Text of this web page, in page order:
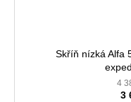
Skříň nízká Alfa
4
3